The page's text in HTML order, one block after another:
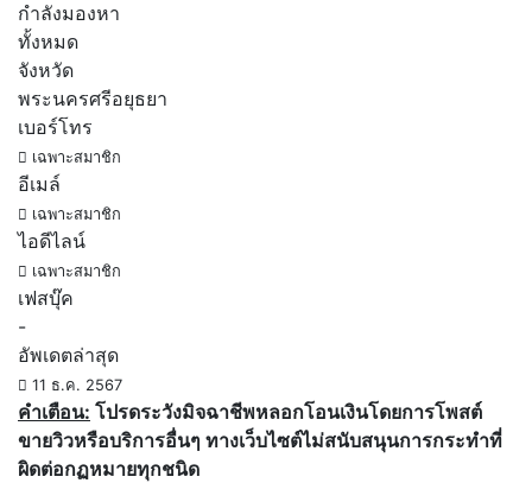
กำลังมองหา
ทั้งหมด
จังหวัด
พระนครศรีอยุธยา
เบอร์โทร
เฉพาะสมาชิก
อีเมล์
เฉพาะสมาชิก
ไอดีไลน์
เฉพาะสมาชิก
เฟสบุ๊ค
-
อัพเดตล่าสุด
11 ธ.ค. 2567
คำเตือน: โปรดระวังมิจฉาชีพหลอกโอนเงินโดยการโพสต์
ขายวิวหรือบริการอื่นๆ ทางเว็บไซต์ไม่สนับสนุนการกระทำที่
ผิดต่อกฏหมายทุกชนิด